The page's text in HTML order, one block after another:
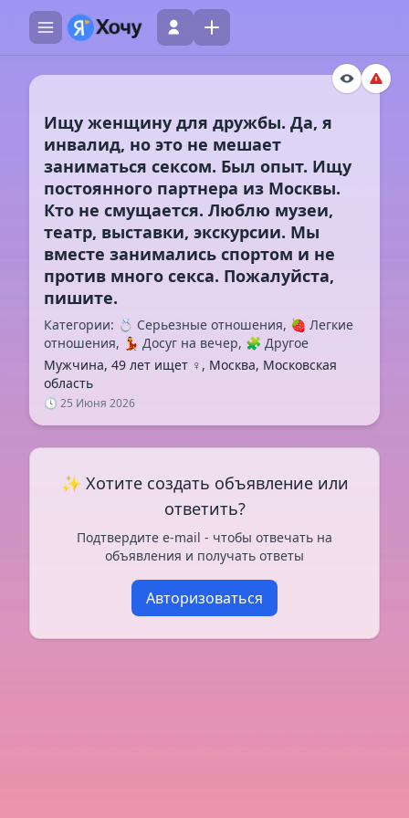
Ищу женщину для дружбы. Да, я
инвалид, но это не мешает
заниматься сексом. Был опыт. Ищу
постоянного партнера из Москвы.
Кто не смущается. Люблю музеи,
театр, выставки, экскурсии. Мы
вместе занимались спортом и не
против много секса. Пожалуйста,
Категории: 💍 Серьезные отношения, 🍓 Легкие
отношения, 💃 Досуг на вечер, 🧩 Другое
Мужчина, 49 лет ищет ♀️, Москва, Московская
область
🕓 25 Июня 2026
✨ Хотите создать объявление или
ответить?
Подтвердите e-mail - чтобы отвечать на
объявления и получать ответы
Авторизоваться